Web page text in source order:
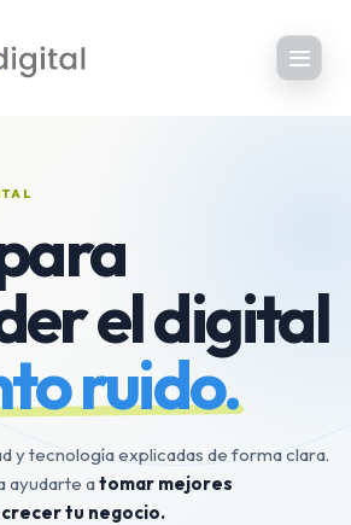
el digital
ruido.
y tecnología explicadas de forma clara.
ayudarte atomar mejores
tu negocio.